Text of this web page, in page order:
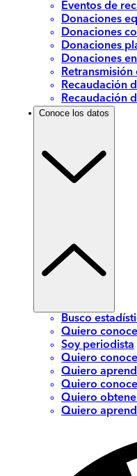
Eventos de
Donaciones
Donaciones
Donaciones
Donaciones
Recaudación
Recaudación
Conoce los datos
Busco
Quiero
Soy periodista
Quiero
Quiero
Quiero
Quiero
Quiero